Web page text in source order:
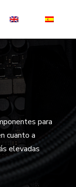
para
cuanto a
elevadas